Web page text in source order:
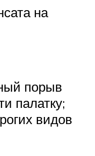
на
порыв
палатку;
видов